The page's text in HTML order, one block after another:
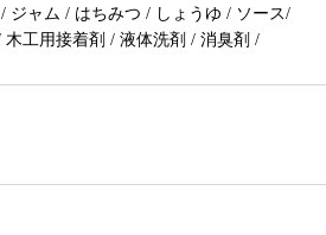
ジャム / はちみつ / しょうゆ / ソース/
工用接着剤 / 液体洗剤 / 消臭剤 /